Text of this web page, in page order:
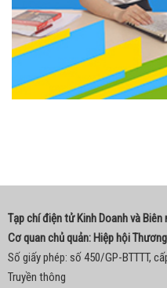
Tạp chí điện tử Kinh Doanh và Biên
Cơ quan chủ quản: Hiệp hội
Số giấy phép: số 450/GP-BTTTT,
Truyền thông